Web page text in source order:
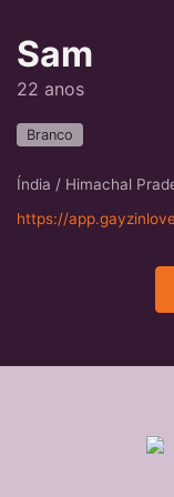
Sam
22 anos
Branco
Índia / Himachal
https://